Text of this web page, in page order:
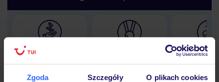
Zgoda Szczegóły O plikach cookies
Lider niskich cen 30 lat w